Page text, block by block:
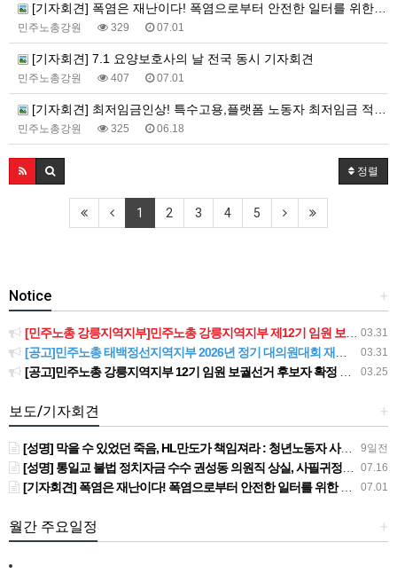
[기자회견] 폭염은 재난이다! 폭염으로부터 안전한 일터를 위한 민주노총 강원지역본부 폭염감시단 선포 기자회견
민주노총강원 329 07.01
[기자회견] 7.1 요양보호사의 날 전국 동시 기자회견
민주노총강원 407 07.01
[기자회견] 최저임금인상! 특수고용,플랫폼 노동자 최저임금 적용 촉구 강원지역본부 기자회견
민주노총강원 325 06.18
정렬
1 2 3 4 5
+
Notice
03.31
[민주노총 강릉지역지부]민주노총 강릉지역지부 제12기 임원 보궐선거결과 공고
03.31
[공고]민주노총 태백정선지역지부 2026년 정기 대의원대회 재소집 건
03.25
[공고]민주노총 강릉지역지부 12기 임원 보궐선거 후보자 확정 공고
+
보도/기자회견
9일전
[성명] 막을 수 있었던 죽음, HL만도가 책임져라 : 청년노동자 사망사고의 철저한 진상규명과 재발방지 대책 마련하라
07.16
[성명] 통일교 불법 정치자금 수수 권성동 의원직 상실, 사필귀정이다
07.01
[기자회견] 폭염은 재난이다! 폭염으로부터 안전한 일터를 위한 민주노총 강원지역본부 폭염감시단 선포 기자회견
+
월간 주요일정